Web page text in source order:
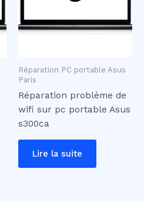
Réparation PC portable Asus
Paris
Réparation problème de
wifi sur pc portable Asus
s300ca
Lire la suite